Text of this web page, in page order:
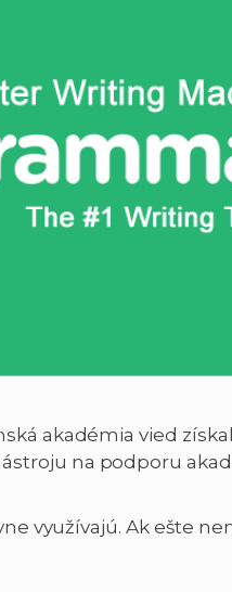
akadémia vied
na podporu
využívajú. Ak ešte